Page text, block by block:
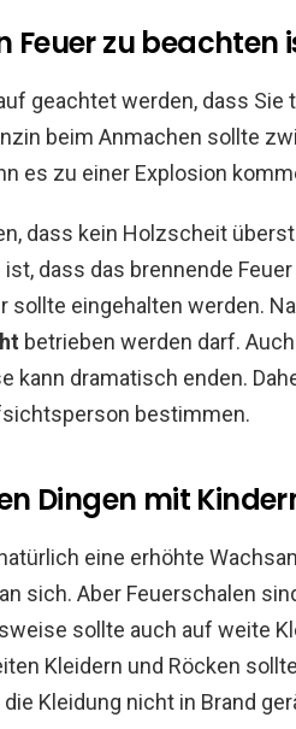
Feuer zu beachten
geachtet werden, dass
beim Anmachen sollte
es zu einer Explosion
dass kein Holzscheit
dass das brennende
sollte eingehalten werden.
betrieben werden darf.
kann dramatisch enden.
bestimmen.
Dingen mit
eine erhöhte
sich. Aber Feuerschalen
sollte auch auf weite
Kleidern und Röcken
Kleidung nicht in Brand